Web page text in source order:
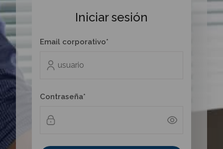
Iniciar sesión
Email corporativo*
Contraseña*